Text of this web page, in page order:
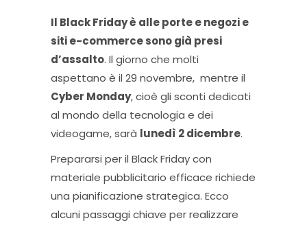
Il Black Friday è alle porte e negozi e
siti e-commerce sono già presi
d’assalto. Il giorno che molti
aspettano è il 29 novembre, mentre il
Cyber Monday, cioè gli sconti dedicati
al mondo della tecnologia e dei
videogame, sarà lunedì 2 dicembre.
Prepararsi per il Black Friday con
materiale pubblicitario efficace richiede
una pianificazione strategica. Ecco
alcuni passaggi chiave per realizzare